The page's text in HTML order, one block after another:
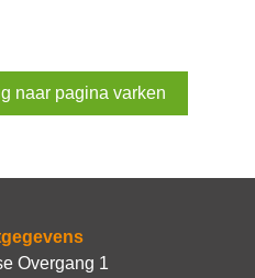
naar pagina varken
Overgang 1